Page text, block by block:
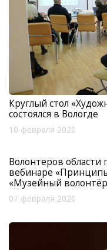
Круглый стол
состоялся в Вологде
10 февраля 2020
Волонтеров
вебинаре
«Музейный
07 февраля 2020